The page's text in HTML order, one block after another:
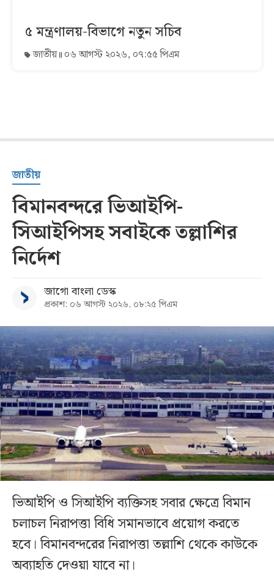
৫ মন্ত্রণালয়-বিভাগে নতুন সচিব
জাতীয় ০৬ আগস্ট ২০২৬, ০৭:৫৫ পিএম
জাতীয়
বিমানবন্দরে ভিআইপি-
সিআইপিসহ সবাইকে তল্লাশির
নির্দেশ
জাগো বাংলা ডেস্ক
প্রকাশ: ০৬ আগস্ট ২০২৬, ০৮:২৫ পিএম
ভিআইপি ও সিআইপি ব্যক্তিসহ সবার ক্ষেত্রে বিমান
চলাচল নিরাপত্তা বিধি সমানভাবে প্রয়োগ করতে
হবে। বিমানবন্দরের নিরাপত্তা তল্লাশি থেকে কাউকে
অব্যাহতি দেওয়া যাবে না।